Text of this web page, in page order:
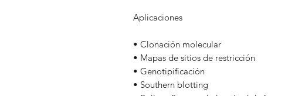
Aplicaciones
• Clonación molecular
• Mapas de sitios de restricción
• Genotipificación
• Southern blotting